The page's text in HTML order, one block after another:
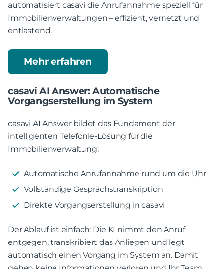
automatisiert casavi die Anrufannahme speziell für
Immobilienverwaltungen – effizient, vernetzt und
entlastend.
Mehr erfahren
casavi AI Answer: Automatische
Vorgangserstellung im System
casavi AI Answer bildet das Fundament der
intelligenten Telefonie-Lösung für die
Immobilienverwaltung:
Automatische Anrufannahme rund um die Uhr
Vollständige Gesprächstranskription
Direkte Vorgangserstellung in casavi
Der Ablauf ist einfach: Die KI nimmt den Anruf
entgegen, transkribiert das Anliegen und legt
automatisch einen Vorgang im System an. Damit